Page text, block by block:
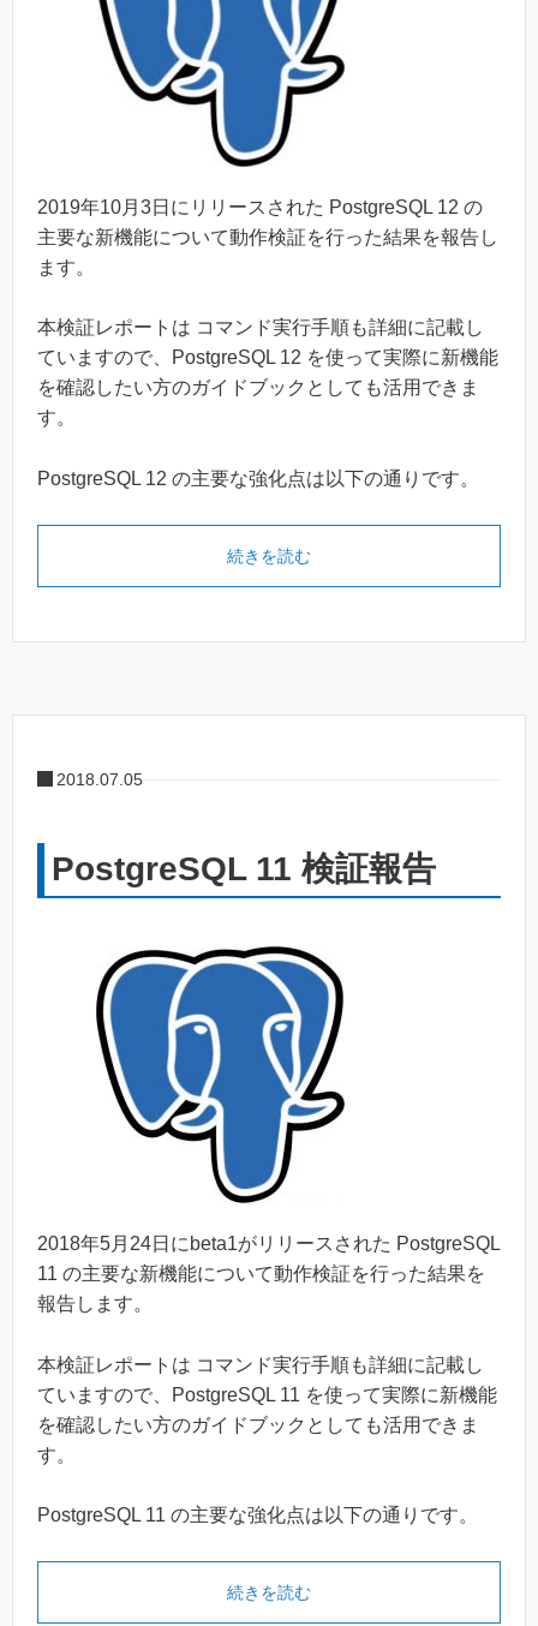
2019年10月 3日にリリースされた PostgreSQL 12 の
主要な新機能について動作検証を行った結果を報告し
ます。
本検証レポートは コマンド実行手順も詳細に記載し
ていますので、PostgreSQL 12 を使って実際に新機能
を確認したい方のガイドブックとしても活用できま
す。
PostgreSQL 12 の主要な強化点は以下の通りです。
続きを読む
2018.07.05
PostgreSQL 11 検証報告
2018年5月 24日にbeta1がリリースされた PostgreSQL
11 の主要な新機能について動作検証を行った結果を
報告します。
本検証レポートは コマンド実行手順も詳細に記載し
ていますので、PostgreSQL 11 を使って実際に新機能
を確認したい方のガイドブックとしても活用できま
す。
PostgreSQL 11 の主要な強化点は以下の通りです。
続きを読む